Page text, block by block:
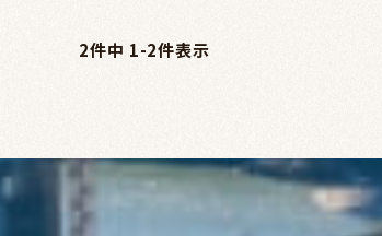
2件中 1-2件表示